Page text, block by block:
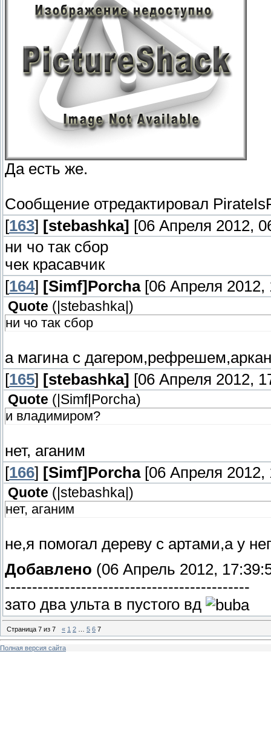
Да есть же.
Сообщение отредактировал
[163] [stebashka] [06 Апреля 2012,
ни чо так сбор
чек красавчик
[164] [Simf]Porcha[06 Апреля 2012,
Quote ( |stebashka| )
ни чо так сбор
а магина с
[165] [stebashka] [06 Апреля 2012,
Quote ( |Simf|Porcha)
и владимиром?
нет, аганим
[166] [Simf]Porcha[06 Апреля 2012,
Quote ( |stebashka| )
нет, аганим
не,я помогал дереву с артами,а у
Добавлено (06 Апрель 2012,
---------------------------------------------
зато два ульта в пустого вд
Страница 7 из 7 « 1 2 5 6 7
Полная версия сайта